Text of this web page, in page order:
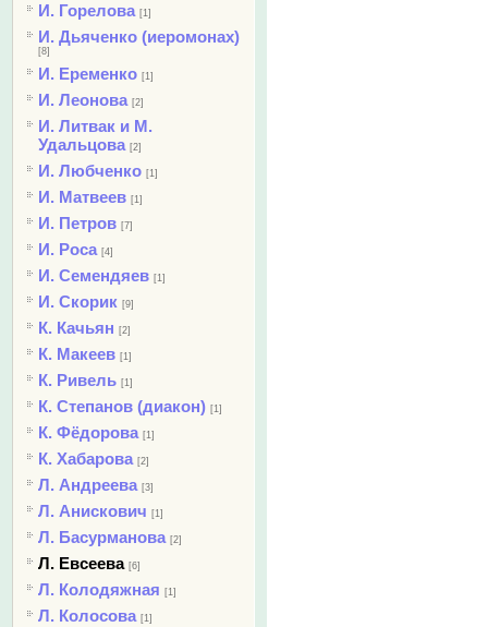
И. Горелова [1]
И. Дьяченко (иеромонах)
[8]
И. Еременко [1]
И. Леонова [2]
И. Литвак и М.
Удальцова [2]
И. Любченко [1]
И. Матвеев [1]
И. Петров [7]
И. Роса [4]
И. Семендяев [1]
И. Скорик [9]
К. Качьян [2]
К. Макеев [1]
К. Ривель [1]
К. Степанов (диакон) [1]
К. Фёдорова [1]
К. Хабарова [2]
Л. Андреева [3]
Л. Анискович [1]
Л. Басурманова [2]
Л. Евсеева [6]
Л. Колодяжная [1]
Л. Колосова [1]